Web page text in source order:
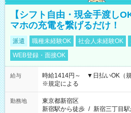
【シフト自由・現金手渡し
マホの充電を繋げるだけ！
派遣 職種未経験OK 社会人未経験OK
WEB登録・面接OK
給与
時給1414円～ ▼日払いOK（
※規定による
勤務地
東京都新宿区
新宿駅から徒歩 / 新宿三丁目